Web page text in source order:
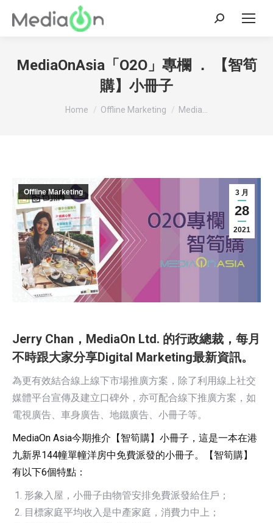
Search:
MediaOnAsia「O2O」專欄 ． 【智筍
購】小冊子
You are here:
Home Offline Marketing Media...
3 月
28
2021
Offline Marketing
Jerry Chan，MediaOn Ltd. 的行政總裁，每月
不時跟大家分享Digital Marketing最新資訊。
為更有效結合線上線下市場推廣方案，除了利用線上社交
媒體平台宣傳及建立口碑外，亦可配合線下推廣方案，如
電視廣告、車身廣告、地鐵廣告、小冊子等。
MediaOn Asia今期推介【智筍購】小冊子，這是一本在港
九新界144幢單幢洋房中免費派發的小冊子。【智筍購】
有以下6個特點：
形象入屋，小冊子由物管安排免費派發給住戶；
目標家庭平均收入是中產家庭，消費力中上；